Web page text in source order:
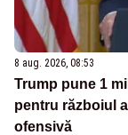
8 aug. 2026, 08:53
Trump pune 1
pentru războiul
ofensivă